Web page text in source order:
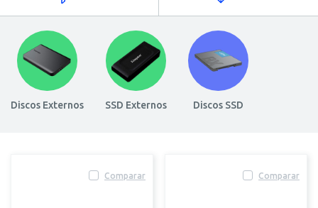
Discos Externos SSD Externos Discos SSD
Comparar Comparar